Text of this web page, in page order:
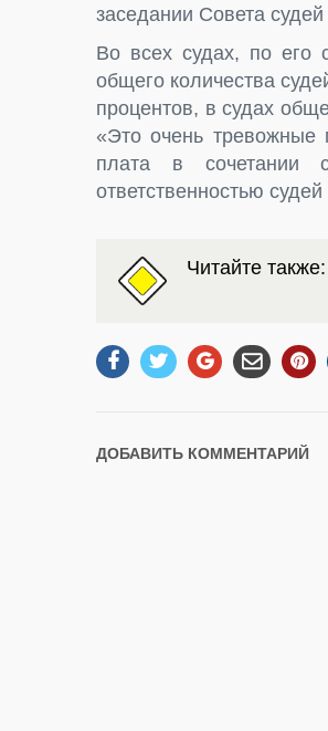
заседании Совета
Во всех судах, по его
общего количества
процентов, в судах
«Это очень тревожные
плата в сочетании
ответственностью
Читайте также:
ДОБАВИТЬ КОММЕНТАРИЙ